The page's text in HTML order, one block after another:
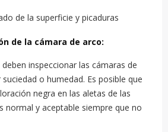
de la superficie y picaduras
de la cámara de arco:
inspeccionar las cámaras de
o humedad. Es posible que
negra en las aletas de las
normal y aceptable siempre que no